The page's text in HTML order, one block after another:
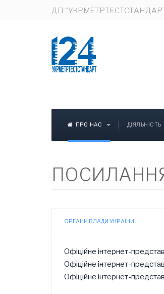
ДП
ПРО НАС ДІЯЛЬНІСТЬ
ОРГАНИ ВЛАДИ УКРАЇНИ
Офіційне інтернет-
Офіційне інтернет-
Офіційне інтернет-